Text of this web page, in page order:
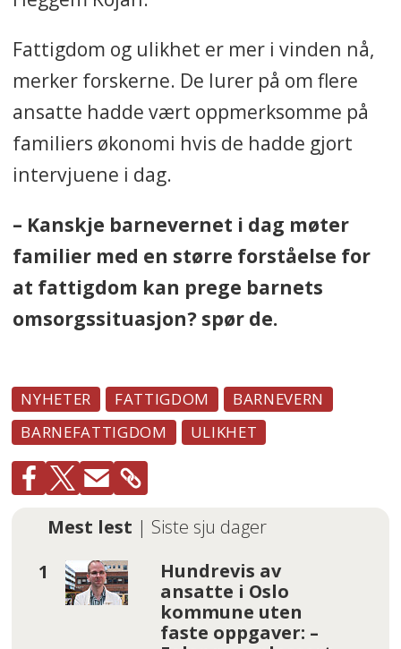
Fattigdom og ulikhet er mer i vinden nå,
merker forskerne. De lurer på om flere
ansatte hadde vært oppmerksomme på
familiers økonomi hvis de hadde gjort
intervjuene i dag.
– Kanskje barnevernet i dag møter
familier med en større forståelse for
at fattigdom kan prege barnets
omsorgssituasjon? spør de.
NYHETER FATTIGDOM
BARNEVERN
BARNEFATTIGDOM
ULIKHET
Mest lest | Siste sju dager
Hundrevis av
ansatte i Oslo
kommune uten
faste oppgaver: –